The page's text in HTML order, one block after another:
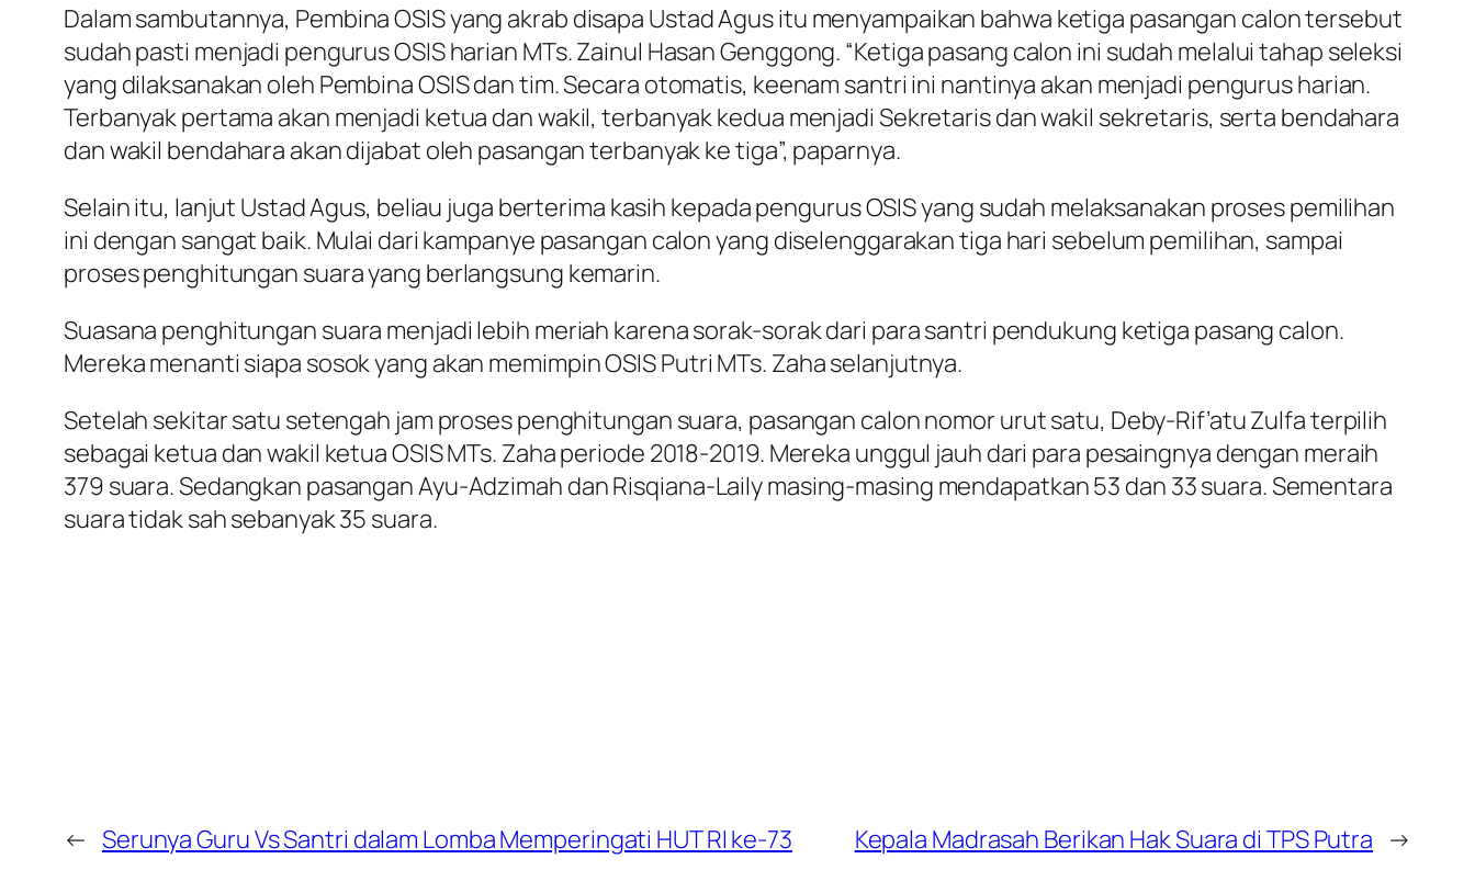
Dalam sambutannya, Pembina OSIS yang akrab disapa Ustad Agus itu menyampaikan bahwa ketiga pasangan calon tersebut
sudah pasti menjadi pengurus OSIS harian MTs. Zainul Hasan Genggong. “Ketiga pasang calon ini sudah melalui tahap seleksi
yang dilaksanakan oleh Pembina OSIS dan tim. Secara otomatis, keenam santri ini nantinya akan menjadi pengurus harian.
Terbanyak pertama akan menjadi ketua dan wakil, terbanyak kedua menjadi Sekretaris dan wakil sekretaris, serta bendahara
dan wakil bendahara akan dijabat oleh pasangan terbanyak ke tiga”, paparnya.
Selain itu, lanjut Ustad Agus, beliau juga berterima kasih kepada pengurus OSIS yang sudah melaksanakan proses pemilihan
ini dengan sangat baik. Mulai dari kampanye pasangan calon yang diselenggarakan tiga hari sebelum pemilihan, sampai
proses penghitungan suara yang berlangsung kemarin.
Suasana penghitungan suara menjadi lebih meriah karena sorak-sorak dari para santri pendukung ketiga pasang calon.
Mereka menanti siapa sosok yang akan memimpin OSIS Putri MTs. Zaha selanjutnya.
Setelah sekitar satu setengah jam proses penghitungan suara, pasangan calon nomor urut satu, Deby-Rif’atu Zulfa terpilih
sebagai ketua dan wakil ketua OSIS MTs. Zaha periode 2018-2019. Mereka unggul jauh dari para pesaingnya dengan meraih
379 suara. Sedangkan pasangan Ayu-Adzimah dan Risqiana-Laily masing-masing mendapatkan 53 dan 33 suara. Sementara
suara tidak sah sebanyak 35 suara.
← Serunya Guru Vs Santri dalam Lomba Memperingati HUT RI ke-73 Kepala Madrasah Berikan Hak Suara di TPS Putra →